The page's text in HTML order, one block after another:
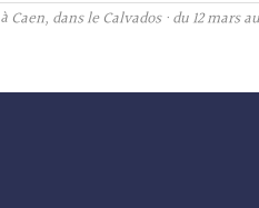
à Caen, dans le Calvados · du 12 mars